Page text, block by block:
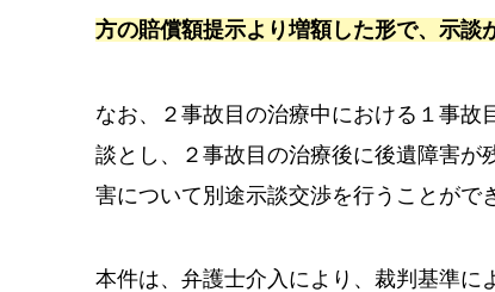
方の賠償額提示より増額した形で、示談
なお、２事故目の治療中における１事
談とし、２事故目の治療後に後遺障害
害について別途示談交渉を行うことがで
本件は、弁護士介入により、裁判基準に